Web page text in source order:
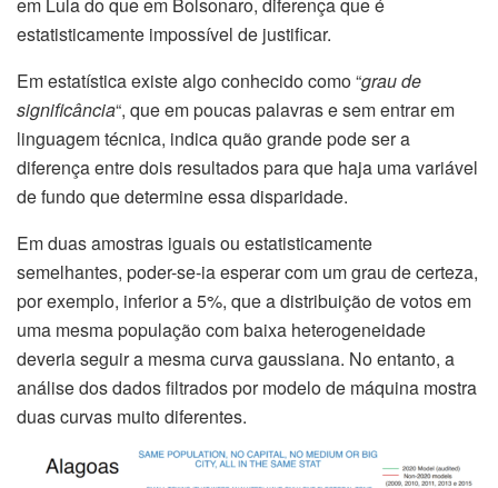
estatisticamente impossível de justificar.
Em estatística existe algo conhecido como “grau de
significância“, que em poucas palavras e sem entrar em
linguagem técnica, indica quão grande pode ser a
diferença entre dois resultados para que haja uma variável
de fundo que determine essa disparidade.
Em duas amostras iguais ou estatisticamente
semelhantes, poder-se-ia esperar com um grau de certeza,
por exemplo, inferior a 5%, que a distribuição de votos em
uma mesma população com baixa heterogeneidade
deveria seguir a mesma curva gaussiana. No entanto, a
análise dos dados filtrados por modelo de máquina mostra
duas curvas muito diferentes.